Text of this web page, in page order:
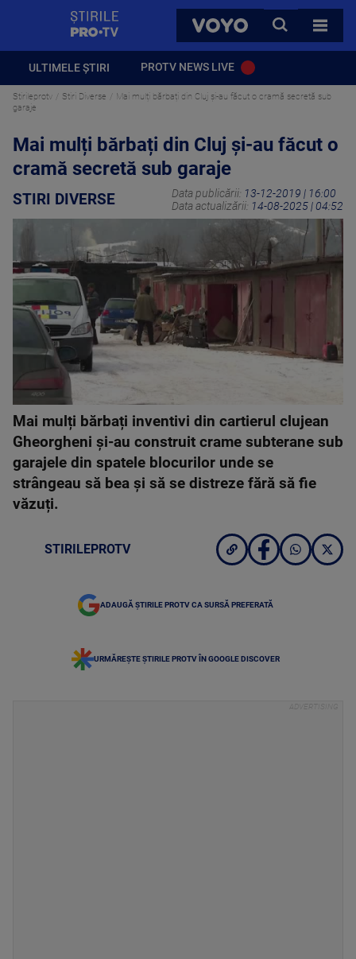
VOYO
CAUTA
TOATE
ULTIMELE ȘTIRI PROTV NEWS LIVE
Stirileprotv Stiri Diverse
Mai mulți bărbați din Cluj și-au făcut o cramă secretă sub
garaje
Mai mulți bărbați din Cluj și-au făcut o
cramă secretă sub garaje
STIRI DIVERSE Data publicării: 13-12-2019 | 16:00
Data actualizării: 14-08-2025 | 04:52
Mai mulți bărbați inventivi din cartierul clujean
Gheorgheni și-au construit crame subterane sub
garajele din spatele blocurilor unde se
strângeau să bea și să se distreze fără să fie
văzuți.
STIRILEPROTV
ADAUGĂ ȘTIRILE PROTV CA SURSĂ PREFERATĂ
URMĂREȘTE ȘTIRILE PROTV ÎN GOOGLE DISCOVER